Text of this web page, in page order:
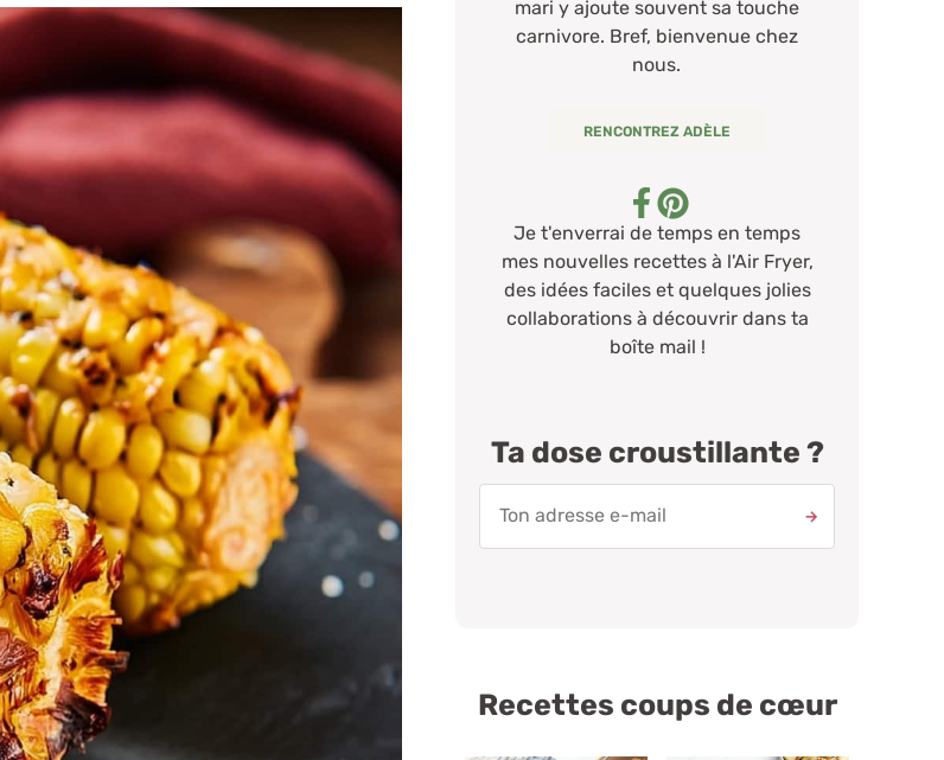
mari y ajoute souvent sa touche
carnivore. Bref, bienvenue chez
nous.
RENCONTREZ ADÈLE
Je t'enverrai de temps en temps
mes nouvelles recettes à l'Air Fryer,
des idées faciles et quelques jolies
collaborations à découvrir dans ta
boîte mail !
Ta dose croustillante ?
Recettes coups de cœur